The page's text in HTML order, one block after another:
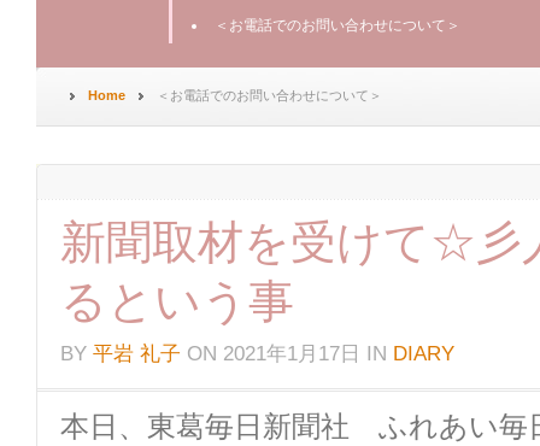
＜お電話でのお問い合わせについて＞
Home ＜お電話でのお問い合わせについて＞
新聞取材を受けて☆彡
るという事
BY 平岩 礼子 ON 2021年1月17日 IN DIARY
本日、東葛毎日新聞社 ふれあい毎